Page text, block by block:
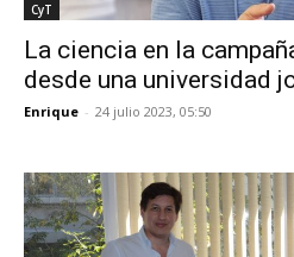
CyT
La ciencia en la
desde una universidad
Enrique - 24 julio 2023, 05:50